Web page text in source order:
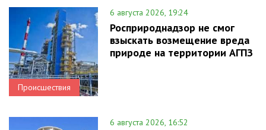
Происшествия
6 августа 2026, 19:24
Росприроднадзор не смог
взыскать возмещение вреда
природе на территории АГПЗ
6 августа 2026, 16:52